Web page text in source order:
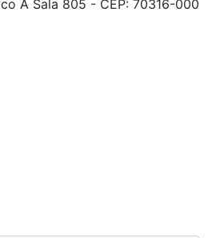
A Sala 805 - CEP: 70316-000